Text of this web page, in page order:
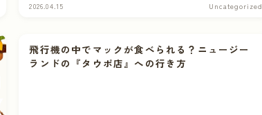
2026.04.15 Uncategorized
飛行機の中でマックが食べられる？ニュージー
ランドの『タウポ店』への行き方